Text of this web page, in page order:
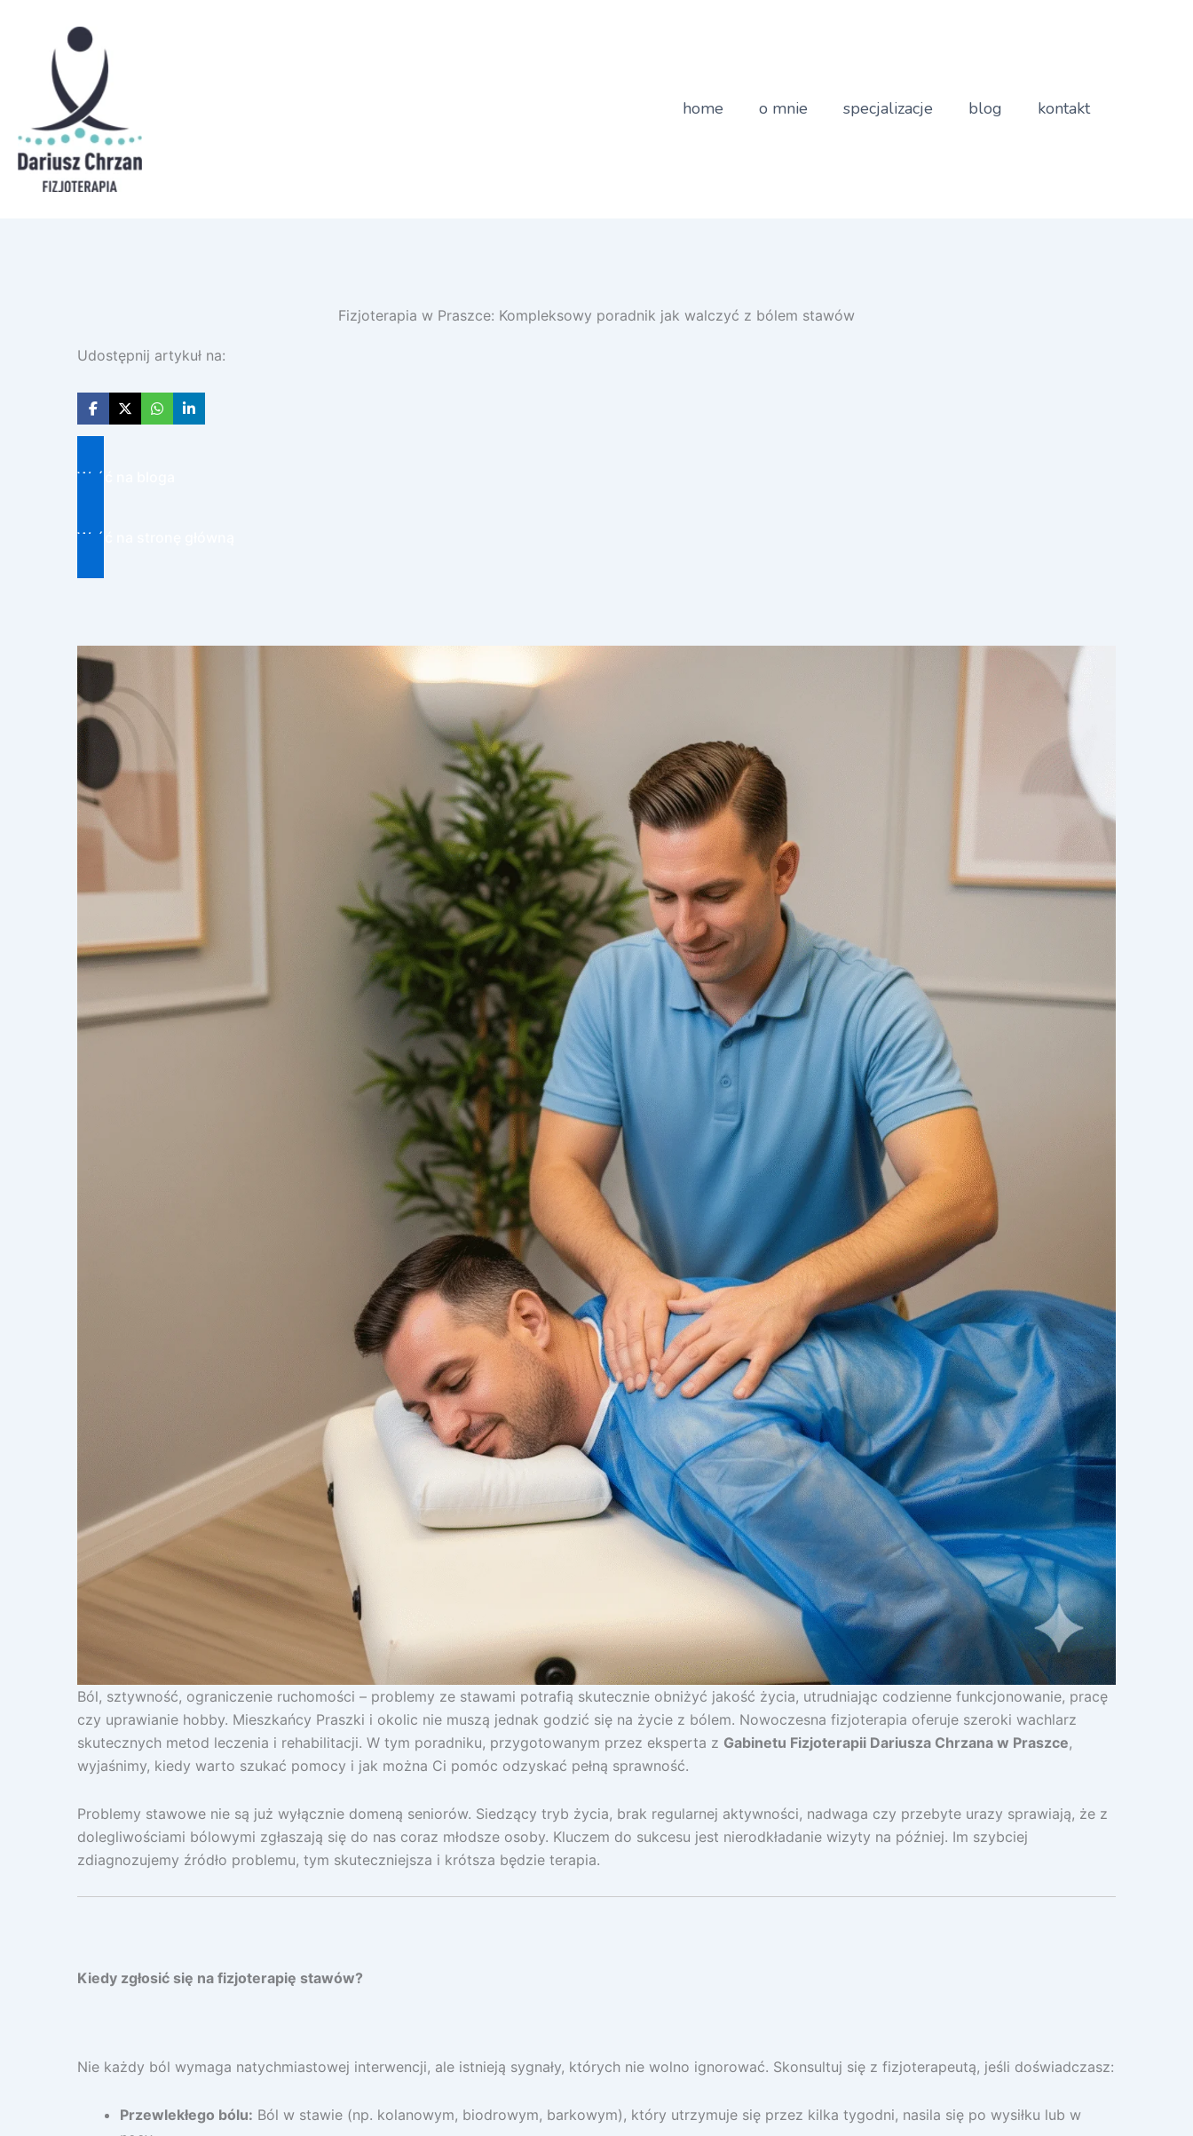
home o mnie specjalizacje blog kontakt
Fizjoterapia w Praszce: Kompleksowy poradnik jak walczyć z bólem stawów
Udostępnij artykuł na:
Wróć na bloga
Wróć na stronę główną
Ból, sztywność, ograniczenie ruchomości – problemy ze stawami potrafią skutecznie obniżyć jakość życia, utrudniając codzienne funkcjonowanie, pracę
czy uprawianie hobby. Mieszkańcy Praszki i okolic nie muszą jednak godzić się na życie z bólem. Nowoczesna fizjoterapia oferuje szeroki wachlarz
skutecznych metod leczenia i rehabilitacji. W tym poradniku, przygotowanym przez eksperta z Gabinetu Fizjoterapii Dariusza Chrzana w Praszce,
wyjaśnimy, kiedy warto szukać pomocy i jak można Ci pomóc odzyskać pełną sprawność.
Problemy stawowe nie są już wyłącznie domeną seniorów. Siedzący tryb życia, brak regularnej aktywności, nadwaga czy przebyte urazy sprawiają, że z
dolegliwościami bólowymi zgłaszają się do nas coraz młodsze osoby. Kluczem do sukcesu jest nierodkładanie wizyty na później. Im szybciej
zdiagnozujemy źródło problemu, tym skuteczniejsza i krótsza będzie terapia.
Kiedy zgłosić się na fizjoterapię stawów?
Nie każdy ból wymaga natychmiastowej interwencji, ale istnieją sygnały, których nie wolno ignorować. Skonsultuj się z fizjoterapeutą, jeśli doświadczasz:
Przewlekłego bólu: Ból w stawie (np. kolanowym, biodrowym, barkowym), który utrzymuje się przez kilka tygodni, nasila się po wysiłku lub w